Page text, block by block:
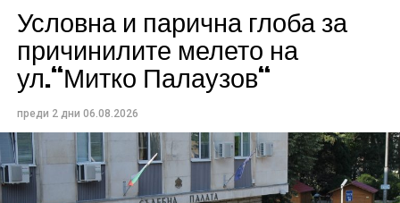
Условна и парична глоба за
причинилите мелето на
ул.“Митко Палаузов“
преди 2 дни 06.08.2026